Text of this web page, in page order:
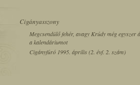
Cigányasszony
Megcsendülő fehér, avagy Krúdy még egyszer
a kalendáriumot
Cigányfúró 1995. április (2. évf. 2. szám)